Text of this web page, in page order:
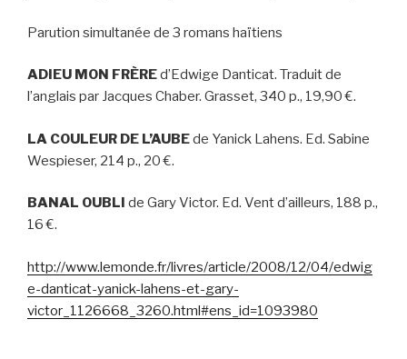
Parution simultanée de 3 romans haïtiens
ADIEU MON FRÈREd’Edwige Danticat. Traduit de
l’anglais par Jacques Chaber. Grasset, 340 p., 19,90 €.
LA COULEUR DE L’AUBEde Yanick Lahens. Ed. Sabine
Wespieser, 214 p., 20 €.
BANAL OUBLI de Gary Victor. Ed. Vent d’ailleurs, 188 p.,
16 €.
http://www.lemonde.fr/livres/article/2008/12/04/edwig
e-danticat-yanick-lahens-et-gary-
victor_1126668_3260.html#ens_id=1093980